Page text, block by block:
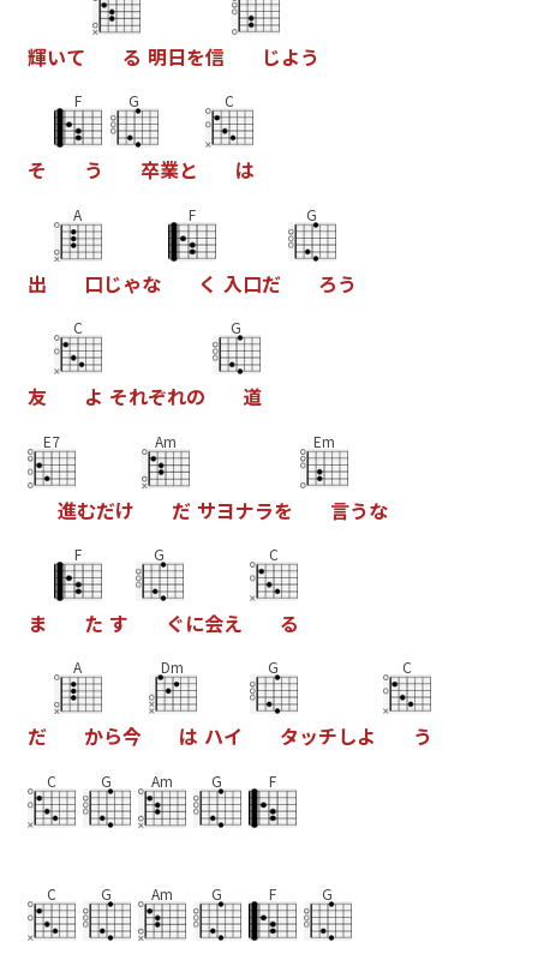
輝いて る 明日を信 じよう
そ
F
う
G
卒業と
C
は
出
A
口じゃな
F
く 入口だ
G
ろう
友
C
よ それぞれの
G
道
E7
進むだけ
Am
だ サヨナラを
Em
言うな
ま
F
た す
G
ぐに会え
C
る
だ
A
から今
Dm
は ハイ
G
タッチしよ
C
う
C G Am G F
C G Am G F G